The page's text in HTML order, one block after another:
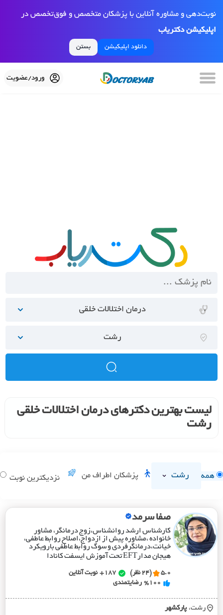
نوبت‌دهی و مشاوره آنلاین با پزشکان متخصص و فوق‌تخصص در
اپلیکیشن دکتریاب
دانلود اپلیکیشن بستن
ورود/عضویت
درمان اختلالات خلقی
رشت
لیست بهترین دکترهای درمان اختلالات خلقی
رشت
همه رشت پزشکان اطراف من نزدیکترین نوبت
صفا سرمد
کارشناس ارشد روانشناس،زوج درمانگر، مشاور
خانواده ،مشاوره پیش از ازدواج،اصلاح روابط عاطفی،
خیانت،درمانگرفردی و سوگ روابط عاطفی بارویکرد
هیجان مدارEFT تحت آموزش ایسفت کانادا
5.0 (24 نظر) 187+
نوبت آنلاین
%100 رضایتمندی
رشت، پارکشهر